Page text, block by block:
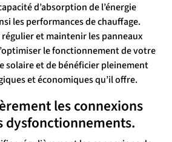
d’absorption de l’énergie
les performances de chauffage.
et maintenir les panneaux
le fonctionnement de votre
solaire et de bénéficier pleinement
et économiques qu’il offre.
les connexions
dysfonctionnements.